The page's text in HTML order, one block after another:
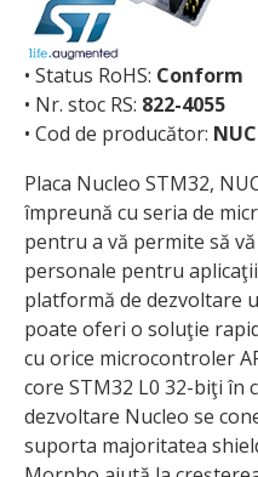
• Status RoHS: Conform
• Nr. stoc RS: 822-4055
• Cod de producător:
Placa Nucleo STM32,
împreună cu seria de
pentru a vă permite să
personale pentru
platformă de dezvoltare
poate oferi o soluţie
cu orice microcontroler
core STM32 L0 32-biţi în
dezvoltare Nucleo se
suporta majoritatea